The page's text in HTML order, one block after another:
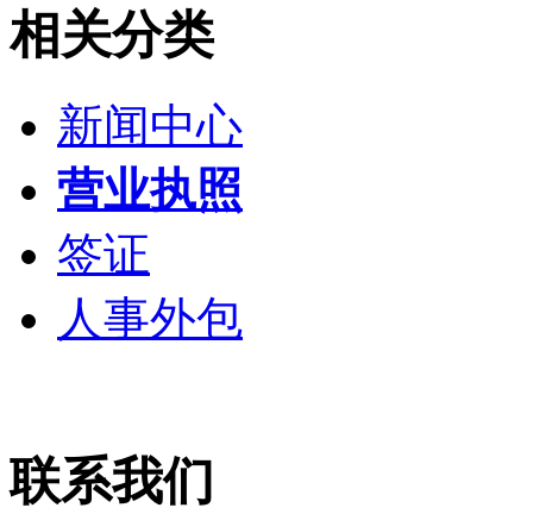
相关分类
新闻中心
营业执照
签证
人事外包
联系我们